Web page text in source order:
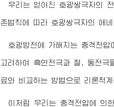
우리는 얻어진 호광쌍극자의
존법칙에 따라 호광쌍극자의 에
호광방전에 가해지는 충격전
고려하여 흑연전극과 철, 동전극
료와 비교하는 방법으로 리론적
이처럼 우리는 충격전압에 의